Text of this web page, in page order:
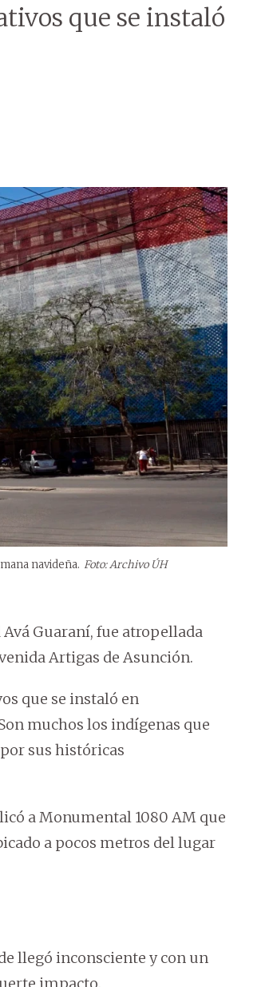
que se instaló
navideña. Foto: Archivo ÚH
Guaraní, fue atropellada
Artigas de Asunción.
que se instaló en
muchos los indígenas que
sus históricas
a Monumental 1080 AM que
a pocos metros del lugar
llegó inconsciente y con un